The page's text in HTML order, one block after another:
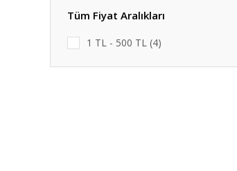
Tüm Fiyat Aralıkları
1 TL - 500 TL (4)